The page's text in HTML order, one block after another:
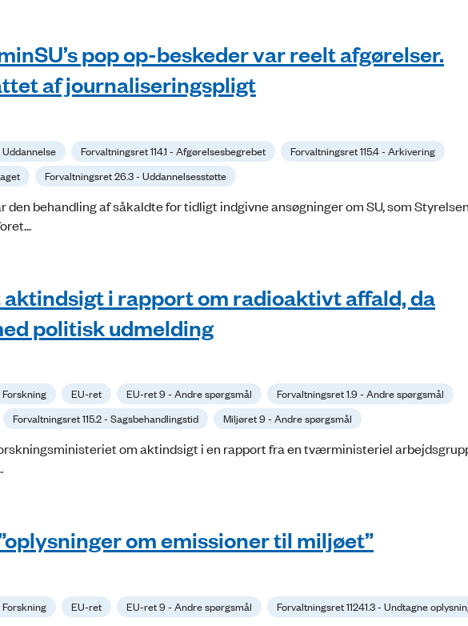
pop op-beskeder var reelt afgørelser.
af journaliseringspligt
Uddannelse Forvaltningsret 114.1 - Afgørelsesbegrebet
Forvaltningsret 115.4 - Arkivering
Forvaltningsret 26.3 - Uddannelsesstøtte
behandling af såkaldte for tidligt indgivne ansøgninger om SU, som
i rapport om radioaktivt affald, da
politisk udmelding
Forskning EU-ret EU-ret 9 - Andre spørgsmål
Forvaltningsret 1.9 - Andre spørgsmål
Forvaltningsret 115.2 - Sagsbehandlingstid Miljøret 9 - Andre spørgsmål
om aktindsigt i en rapport fra en tværministeriel
om emissioner til miljøet”
Forskning EU-ret EU-ret 9 - Andre spørgsmål
Forvaltningsret 11241.3 - Undtagne